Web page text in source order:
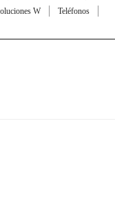
W
Teléfonos